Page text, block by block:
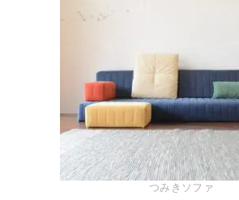
つみきソファ